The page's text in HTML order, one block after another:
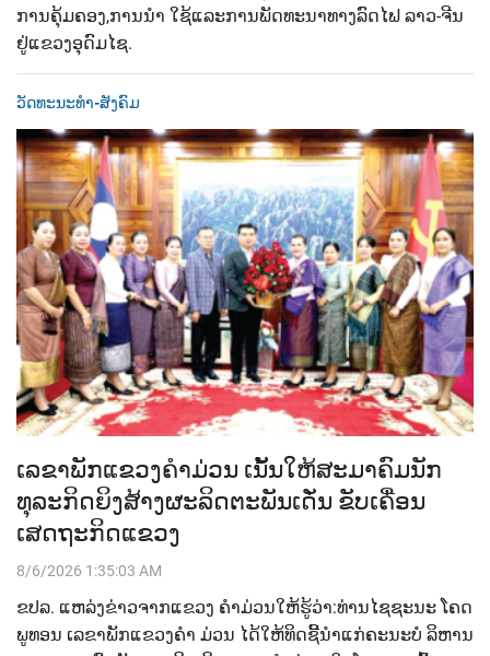
ການຄຸ້ມຄອງ,​ການນຳ ໃຊ້​ແລະ​ການພັດທະນາທາງລົດໄຟ​ ລາວ-ຈີນ​
ຢູ່​ແຂວງອຸດົມໄຊ.
ວັດທະນະທຳ-ສັງຄົມ
ເລຂາພັກແຂວງຄຳມ່ວນ ເນັ້ນໃຫ້ສະມາຄົມນັກ
ທຸລະກິດຍິງສ້າງຜະລິດຕະພັນເດັ່ນ ຂັບເຄື່ອນ
ເສດຖະກິດແຂວງ
8/6/2026 1:35:03 AM
ຂປລ.​ ແຫລ່ງຂ່າວຈາກແຂວງ ຄຳມ່ວນ​ໃຫ້ຮູ້ວ່າ:​ທ່ານ​ໄຊຊະນະ​ ໂຄດ
ພູທອນ​ ເລຂາພັກແຂວງຄຳ ມ່ວນ​ ໄດ້ໃຫ້ທິດຊີ້ນໍາແກ່ຄະນະບໍ ລິຫານ